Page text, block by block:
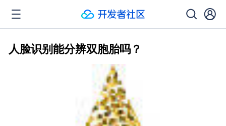
人脸识别能分辨双胞胎吗？